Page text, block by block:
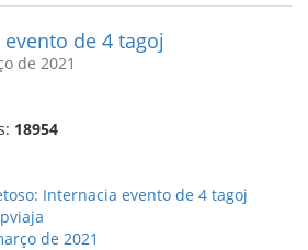
de 4 tagoj
de 2021
18954
Internacia evento de 4 tagoj
de 2021